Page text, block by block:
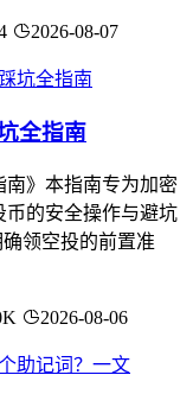
2026-08-07
全指南
南》本指南专为加密
币的安全操作与避坑
领空投的前置准
2026-08-06